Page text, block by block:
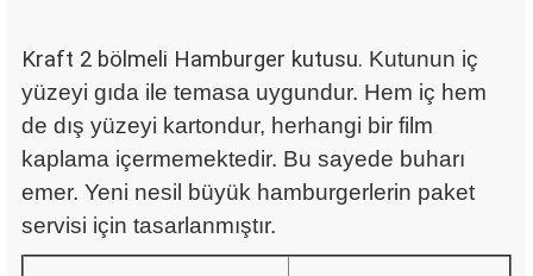
Kraft 2 bölmeli Hamburger kutusu. Kutunun iç
yüzeyi gıda ile temasa uygundur. Hem iç hem
de dış yüzeyi kartondur, herhangi bir film
kaplama içermemektedir. Bu sayede buharı
emer. Yeni nesil büyük hamburgerlerin paket
servisi için tasarlanmıştır.